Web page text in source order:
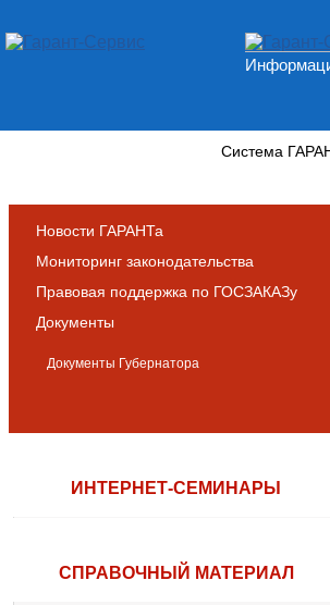
Система
Новости ГАРАНТа
Мониторинг законодательства
Правовая поддержка по ГОСЗАКАЗу
Документы
Документы Губернатора
ИНТЕРНЕТ-СЕМИНАРЫ
СПРАВОЧНЫЙ МАТЕРИАЛ